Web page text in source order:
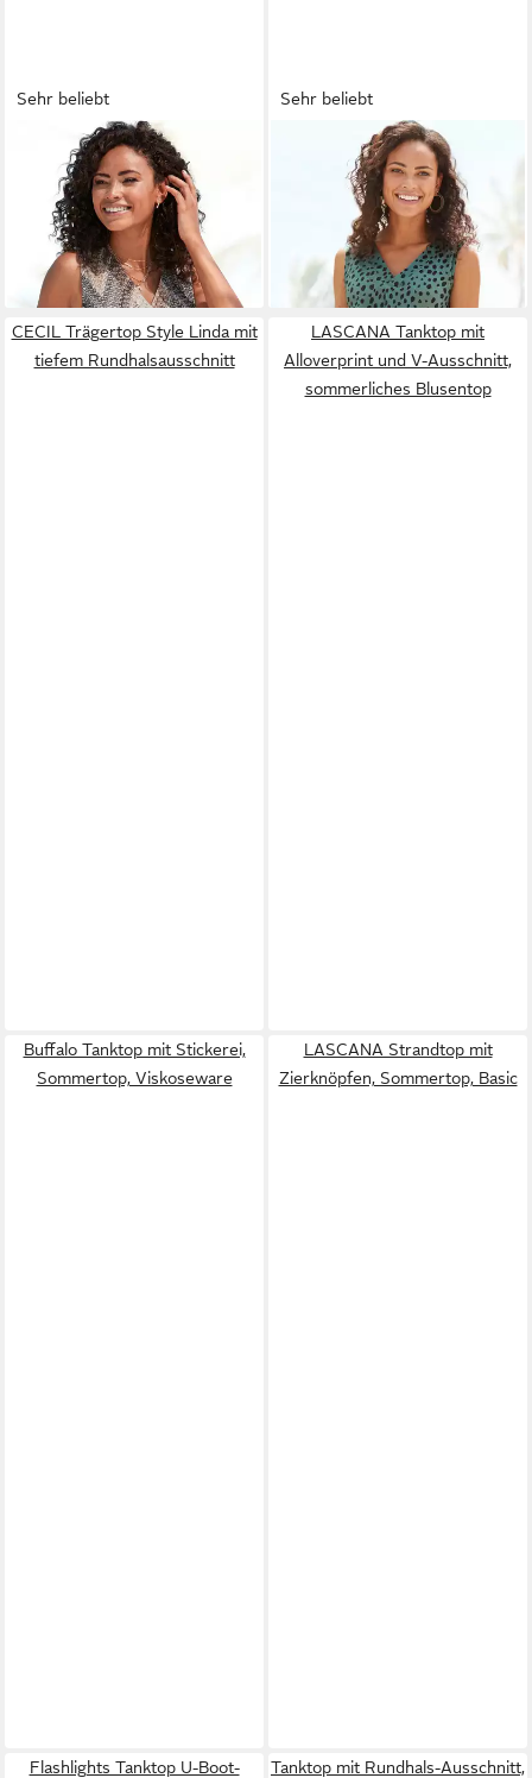
Sehr beliebt
LASCANATanktop mit
Alloverprint und V-Ausschnitt,
sommerliches Blusentop
24,99 € 29,99 €
-17%
Sehr beliebt
LASCANATanktop
figurumspielend mit
Alloverprint leichtes
Sommertop, ärmellos, luftig
CECIL Trägertop Style Linda mit
tiefem Rundhalsausschnitt
LASCANA Tanktop mit
Alloverprint und V-Ausschnitt,
sommerliches Blusentop
Buffalo Tanktop mit Stickerei,
Sommertop, Viskoseware
LASCANA Strandtop mit
Zierknöpfen, Sommertop, Basic
Flashlights Tanktop U-Boot-
Tanktop mit Rundhals-Ausschnitt,